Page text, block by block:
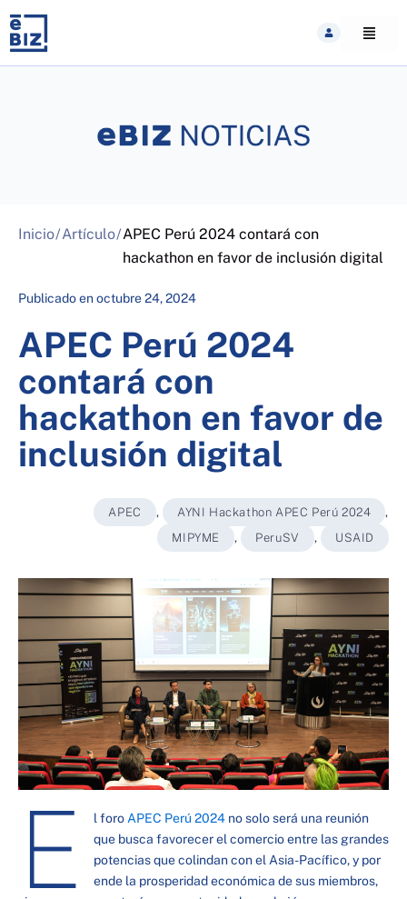
content
Inicio/Artículo/APEC Perú 2024 contará con
hackathon en favor de inclusión digital
Publicado enoctubre 24, 2024
APEC Perú 2024
contará con
hackathon en favor de
inclusión digital
APEC , AYNI Hackathon APEC Perú 2024
,
MIPYME
, PeruSV , USAID
E l foroAPEC Perú 2024no solo será una reunión
que busca favorecer el comercio entre las grandes
potencias que colindan con el Asia-Pacífico, y por
ende la prosperidad económica de sus miembros,